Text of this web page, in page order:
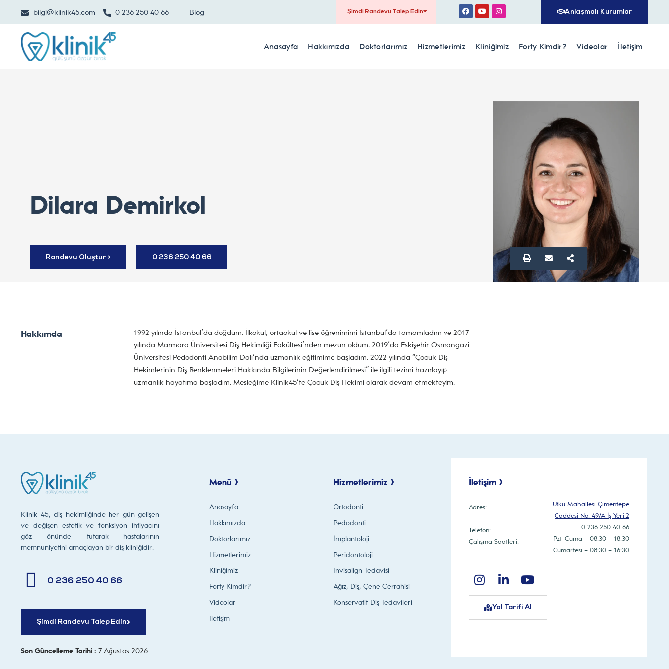
bilgi@klinik45.com 0 236 250 40 66 Blog Şimdi Randevu Talep Edin Anlaşmalı Kurumlar
Anasayfa Hakkımızda Doktorlarımız Hizmetlerimiz Kliniğimiz Forty Kimdir? Videolar İletişim
Dilara Demirkol
Randevu Oluştur > 0 236 250 40 66
Hakkımda
1992 yılında İstanbul’da doğdum. İlkokul, ortaokul ve lise öğrenimimi İstanbul’da tamamladım ve 2017
yılında Marmara Üniversitesi Diş Hekimliği Fakültesi’nden mezun oldum. 2019’da Eskişehir Osmangazi
Üniversitesi Pedodonti Anabilim Dalı’nda uzmanlık eğitimime başladım. 2022 yılında “Çocuk Diş
Hekimlerinin Diş Renklenmeleri Hakkında Bilgilerinin Değerlendirilmesi” ile ilgili tezimi hazırlayıp
uzmanlık hayatıma başladım. Mesleğime Klinik45’te Çocuk Diş Hekimi olarak devam etmekteyim.
Klinik 45, diş hekimliğinde her gün gelişen
ve değişen estetik ve fonksiyon ihtiyacını
göz önünde tutarak hastalarının
memnuniyetini amaçlayan bir diş kliniğidir.
0 236 250 40 66
Şimdi Randevu Talep Edin
Son Güncelleme Tarihi : 7 Ağustos 2026
Menü >
Anasayfa
Hakkımızda
Doktorlarımız
Hizmetlerimiz
Kliniğimiz
Forty Kimdir?
Videolar
İletişim
Hizmetlerimiz >
Ortodonti
Pedodonti
İmplantoloji
Peridontoloji
Invisalign Tedavisi
Ağız, Diş, Çene Cerrahisi
Konservatif Diş Tedavileri
İletişim >
Adres:
Telefon:
Çalışma Saatleri:
Utku Mahallesi Çimentepe
Caddesi No: 49/A İş Yeri:2
0 236 250 40 66
Pzt-Cuma – 08:30 – 18:30
Cumartesi – 08:30 – 16:30
Yol Tarifi Al